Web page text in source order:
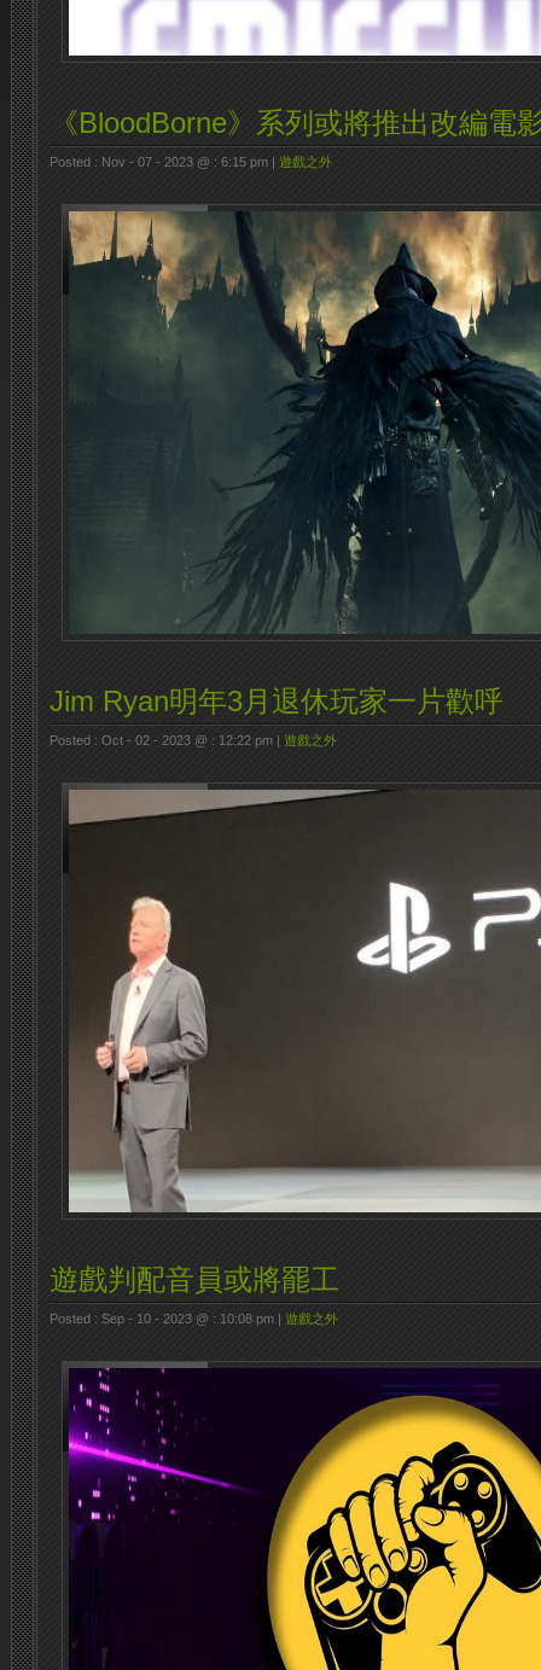
《BloodBorne》系列或將推出改編電
Posted : Nov - 07 - 2023 @ : 6:15 pm | 遊戲之外
Jim Ryan明年3月退休玩家一片歡呼
Posted : Oct - 02 - 2023 @ : 12:22 pm | 遊戲之外
遊戲判配音員或將罷工
Posted : Sep - 10 - 2023 @ : 10:08 pm | 遊戲之外